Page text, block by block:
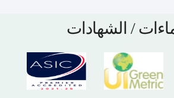
/ الشهادات